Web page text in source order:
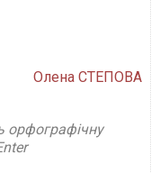
Олена СТЕПОВА
орфографічну